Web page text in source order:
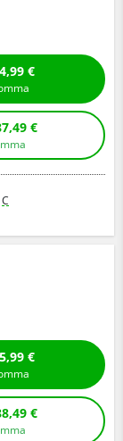
per 104,99 €
per 87,49 €
C
per 105,99 €
per 88,49 €